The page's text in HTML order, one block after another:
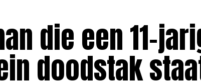
die een 11-
doodstak